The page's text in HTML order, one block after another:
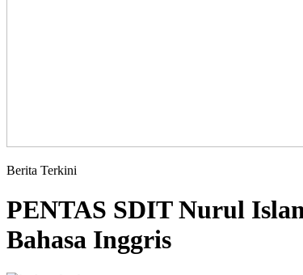
Berita Terkini
PENTAS SDIT Nurul
Bahasa Inggris